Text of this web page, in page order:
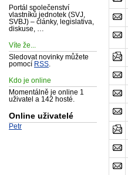
Portál společenství
vlastníků jednotek (SVJ,
SVBJ) – články, legislativa,
diskuse, …
Víte že...
Sledovat novinky můžete
pomocí RSS
Kdo je online
Momentálně je online 1
uživatel a 142 hosté.
Online uživatelé
Petr